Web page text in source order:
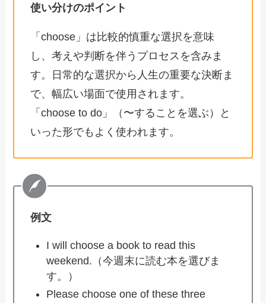
使い分けのポイント
「choose」は比較的慎重な選択を意味
し、考えや判断を伴うプロセスを含みま
す。日常的な選択から人生の重要な決断ま
で、幅広い場面で使用されます。
「choose to do」（〜することを選ぶ）と
いった形でもよく使われます。
例文
I will choose a book to read this
weekend.（今週末に読む本を選びま
す。）
Please choose one of these three